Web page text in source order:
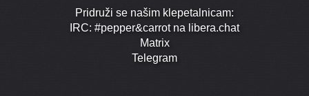
Pridruži se našim klepetalnicam:
IRC: #pepper&carrot na libera.chat
Matrix
Telegram